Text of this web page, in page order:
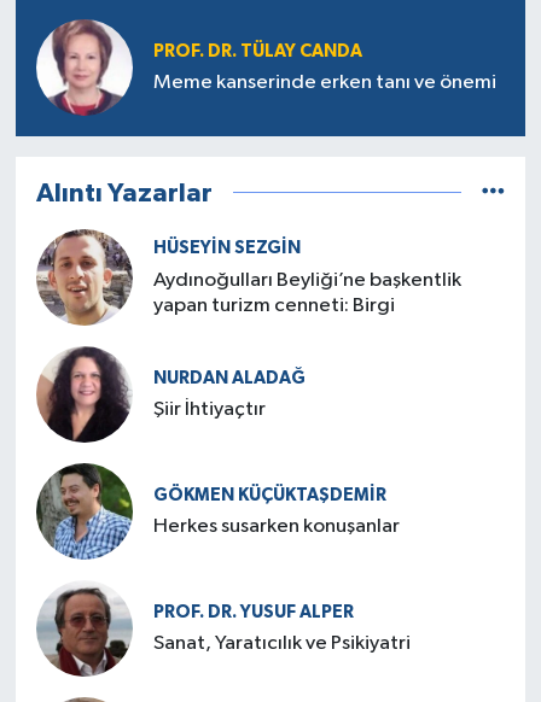
PROF. DR. TÜLAY CANDA
Meme kanserinde erken tanı ve önemi
Alıntı Yazarlar
HÜSEYIN SEZGIN
Aydınoğulları Beyliği’ne başkentlik
yapan turizm cenneti: Birgi
NURDAN ALADAĞ
Şiir İhtiyaçtır
GÖKMEN KÜÇÜKTAŞDEMIR
Herkes susarken konuşanlar
PROF. DR. YUSUF ALPER
Sanat, Yaratıcılık ve Psikiyatri